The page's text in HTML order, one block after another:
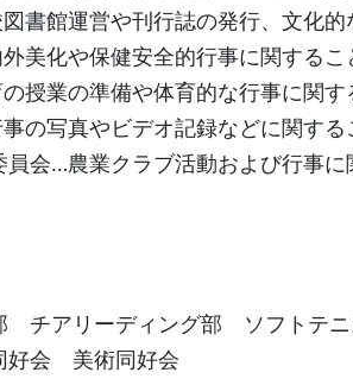
書館運営や刊行誌の発行、文化的
美化や保健安全的行事に関するこ
授業の準備や体育的な行事に関す
の写真やビデオ記録などに関する
員会…農業クラブ活動および行事に
チアリーディング部 ソフトテ
好会 美術同好会